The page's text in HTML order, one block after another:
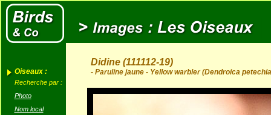
Oiseaux :
Recherche par :
Photo
Nom local
Didine (111112-19)
- Paruline jaune - Yellow warbler (Dendroica